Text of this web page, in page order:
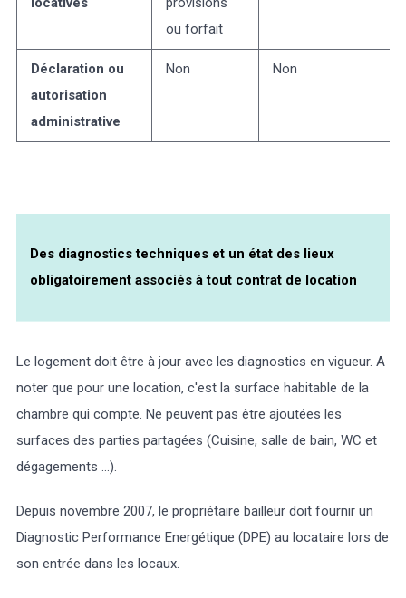
ou forfait
Déclaration ou
autorisation
administrative
Non Non
Des diagnostics techniques et un état des lieux
obligatoirement associés à tout contrat de location
Le logement doit être à jour avec les diagnostics en vigueur. A
noter que pour une location, c'est la surface habitable de la
chambre qui compte. Ne peuvent pas être ajoutées les
surfaces des parties partagées (Cuisine, salle de bain, WC et
dégagements …).
Depuis novembre 2007, le propriétaire bailleur doit fournir un
Diagnostic Performance Energétique (DPE) au locataire lors de
son entrée dans les locaux.